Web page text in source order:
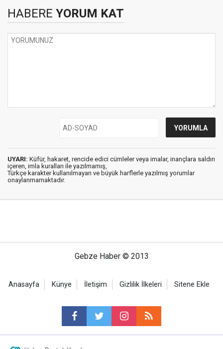
HABERE YORUM KAT
UYARI: Küfür, hakaret, rencide edici cümleler veya imalar, inançlara saldırı
içeren, imla kuralları ile yazılmamış,
Türkçe karakter kullanılmayan ve büyük harflerle yazılmış yorumlar
onaylanmamaktadır.
Gebze Haber © 2013
Anasayfa Künye İletişim Gizlilik İlkeleri Sitene Ekle